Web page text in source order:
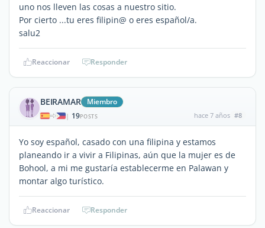
uno nos lleven las cosas a nuestro sitio.
Por cierto ...tu eres filipin@ o eres español/a.
salu2
Reaccionar Responder
BEIRAMAR Miembro
| 19POSTS hace 7 años #8
Yo soy español, casado con una filipina y estamos
planeando ir a vivir a Filipinas, aún que la mujer es de
Bohool, a mi me gustaría establecerme en Palawan y
montar algo turístico.
Reaccionar Responder